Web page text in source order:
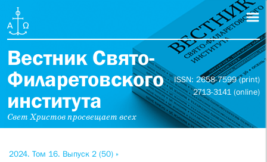
Вестник Свято-
Филаретовского
института
Свет Христов просвещает всех
ISSN: 2658-7599 (print)
2713-3141 (online)
2024. Том 16. Выпуск 2 (50) »